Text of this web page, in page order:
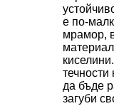
е по-
мрамор,
да бъде
загуби